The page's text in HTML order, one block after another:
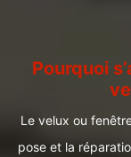
Pourquoi
Le velux ou
pose et la